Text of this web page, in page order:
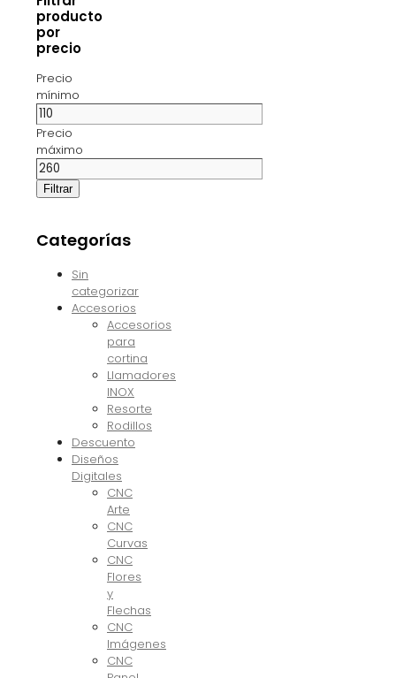
producto
por
precio
Precio
mínimo
Precio
máximo
Filtrar
Categorías
Sin
categorizar
Accesorios
Accesorios
para
cortina
Llamadores
INOX
Resorte
Rodillos
Descuento
Diseños
Digitales
CNC
Arte
CNC
Curvas
CNC
Flores
y
Flechas
CNC
Imágenes
CNC